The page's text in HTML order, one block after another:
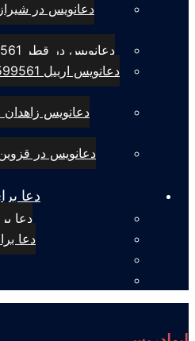
دعانویس در قطر 09924599561 + دعانویس قطر
دعا
دعا
دعا